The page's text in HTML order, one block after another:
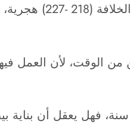
ويمكن القول أن بيت الحكمة قد بلغت
إلى حين من الوقت، لأن
دمر بغداد سنة (656 هجرية، 1258 ميلادية)، أي بعد وفاة المأمون